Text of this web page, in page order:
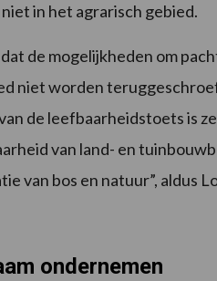
in het agrarisch gebied.
de mogelijkheden om
niet worden
de leefbaarheidstoets is
van land- en
van bos en natuur”, aldus
ondernemen